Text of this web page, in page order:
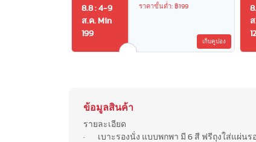
8.8 : 4-9
ส.ค. Min
199
ราคาขั้นต่ำ: ฿199
เก็บคูปอง
ข้อมูลสินค้า
รายละเอียด
· เบาะรองนั่ง แบบพกพา มี 6 สี ฟรีถุงใส่แผ่นร